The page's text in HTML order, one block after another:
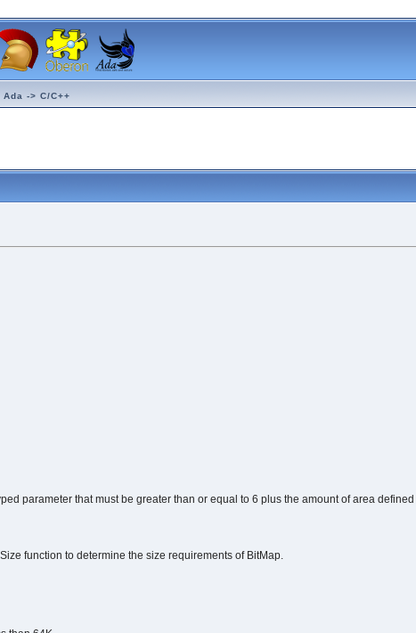
Ada -> C/C++
parameter that must be greater than or equal to 6 plus the amount of area
function to determine the size requirements of BitMap.